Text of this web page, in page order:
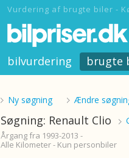
Vurdering af brugte biler -
bilvurdering brugte
Ny søgning Ændre
Søgning: Renault Clio
Årgang fra 1993-2013 -
Alle Kilometer - Kun personbiler